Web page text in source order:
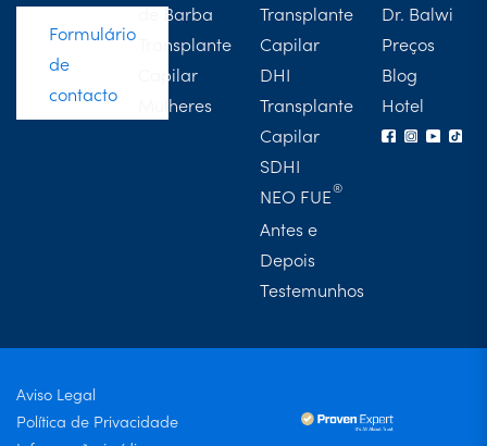
Formulário
de
contacto
de Barba
Transplante
Capilar
Mulheres
Transplante
Capilar
DHI
Transplante
Capilar
SDHI
NEO FUE
Antes e
Depois
Testemunhos
Dr. Balwi
Preços
Blog
Hotel
Aviso Legal
Política de Privacidade